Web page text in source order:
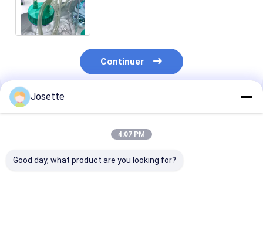
Continuer
Produits Recommandés
Josette
4:07 PM
Good day, what product are you looking for?